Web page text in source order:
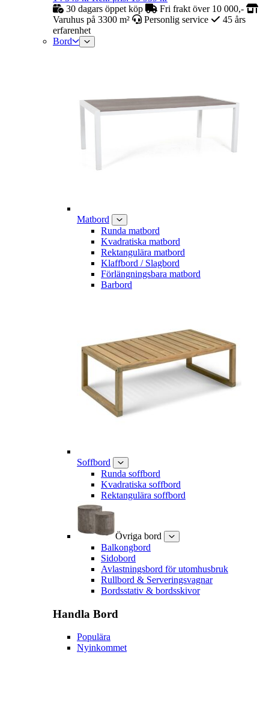
30 dagars öppet köp
Fri frakt över 10 000,-
Varuhus på 3300 m²
Personlig service
45 års
erfarenhet
Bord
Matbord
Runda matbord
Kvadratiska matbord
Rektangulära matbord
Klaffbord / Slagbord
Förlängningsbara matbord
Barbord
Soffbord
Runda soffbord
Kvadratiska soffbord
Rektangulära soffbord
Övriga bord
Balkongbord
Sidobord
Avlastningsbord för utomhusbruk
Rullbord & Serveringsvagnar
Bordsstativ & bordsskivor
Handla Bord
Populära
Nyinkommet